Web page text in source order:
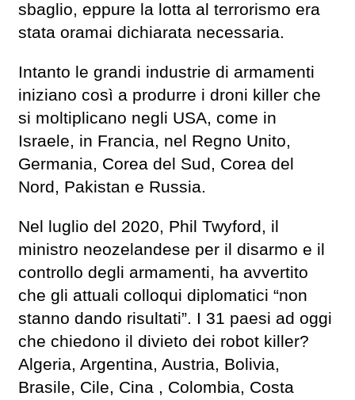
sbaglio, eppure la lotta al terrorismo era
stata oramai dichiarata necessaria.
Intanto le grandi industrie di armamenti
iniziano così a produrre i droni killer che
si moltiplicano negli USA, come in
Israele, in Francia, nel Regno Unito,
Germania, Corea del Sud, Corea del
Nord, Pakistan e Russia.
Nel luglio del 2020, Phil Twyford, il
ministro neozelandese per il disarmo e il
controllo degli armamenti, ha avvertito
che gli attuali colloqui diplomatici “non
stanno dando risultati”. I 31 paesi ad oggi
che chiedono il divieto dei robot killer?
Algeria, Argentina, Austria, Bolivia,
Brasile, Cile, Cina , Colombia, Costa